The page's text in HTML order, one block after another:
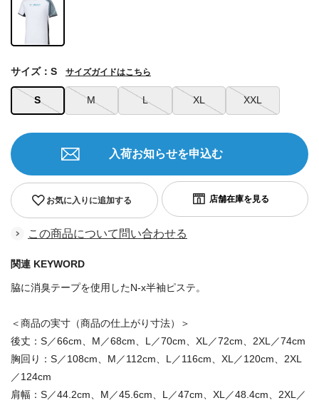
S M L XL XXL
サイズ：S サイズガイドはこちら
お気に入りに追加する
入荷お知らせを申込む
この商品について問い合わせる
関連 KEYWORD
脇に消臭テープを使用したN-x半袖ピステ。
＜商品の実寸（商品の仕上がり寸法）＞
後丈：S／66cm、M／68cm、L／70cm、XL／72cm、2XL／74cm
胸回り：S／108cm、M／112cm、L／116cm、XL／120cm、2XL
／124cm
肩幅：S／44.2cm、M／45.6cm、L／47cm、XL／48.4cm、2XL／